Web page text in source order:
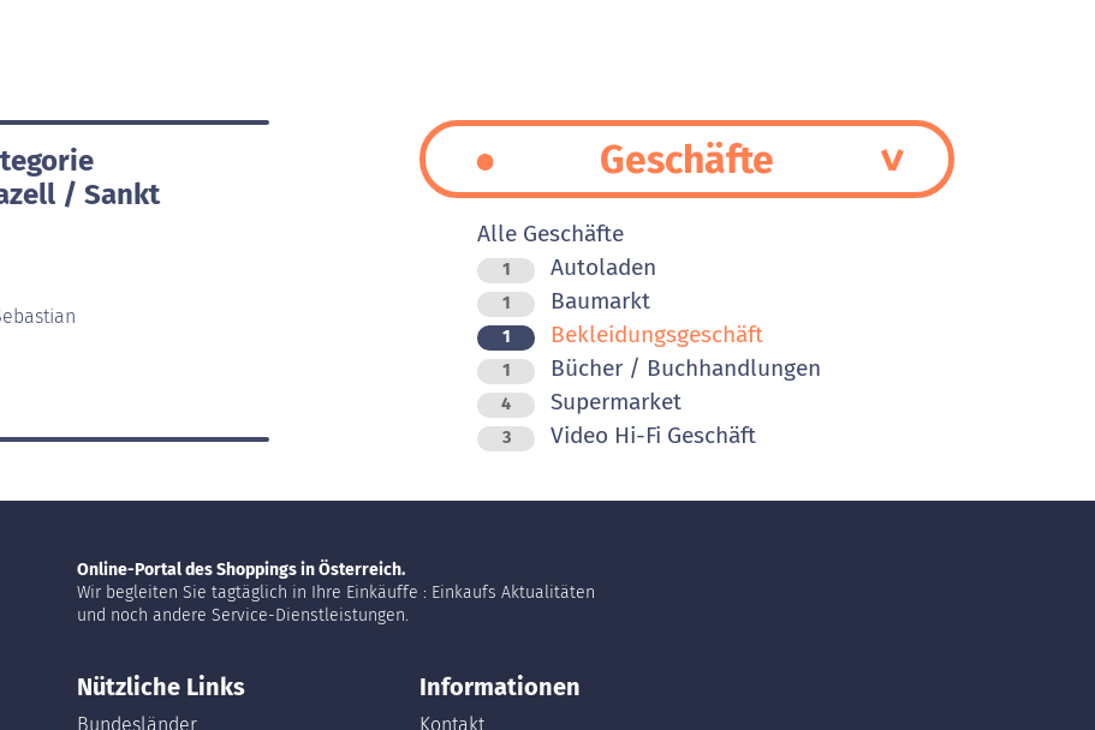
/ Sankt
Geschäfte
Alle Geschäfte
1 Autoladen
1 Baumarkt
1 Bekleidungsgeschäft
1 Bücher / Buchhandlungen
4 Supermarket
3 Video Hi-Fi Geschäft
Online-Portal des Shoppings in Österreich.
Wir begleiten Sie tagtäglich in Ihre Einkäuffe : Einkaufs Aktualitäten
und noch andere Service-Dienstleistungen.
Nützliche Links
Bundesländer
Informationen
Kontakt